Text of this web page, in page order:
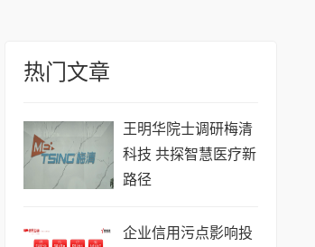
热门文章
王明华院士调研梅清
科技 共探智慧医疗新
路径
企业信用污点影响投